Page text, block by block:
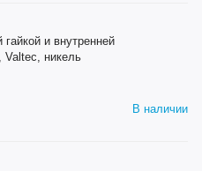
гайкой и внутренней
Valtec, никель
В наличии